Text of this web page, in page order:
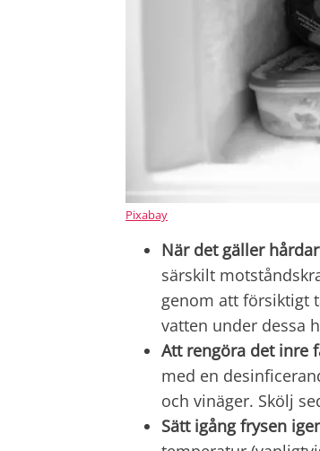
Pixabay
När det gäller
särskilt
genom att försiktigt
vatten under dessa
Att rengöra det inre
med en
och vinäger. Skölj
Sätt igång frysen